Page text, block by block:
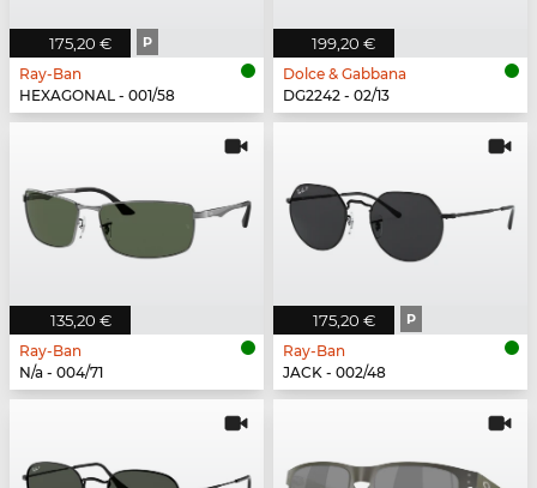
175,20 € P
Ray-Ban
HEXAGONAL - 001/58
199,20 €
Dolce & Gabbana
DG2242 - 02/13
135,20 €
Ray-Ban
N/a - 004/71
175,20 € P
Ray-Ban
JACK - 002/48